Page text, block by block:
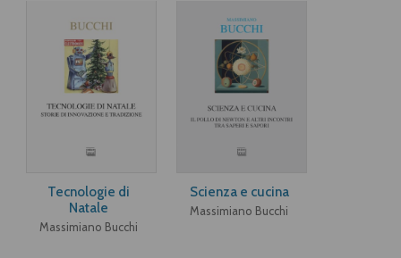
Tecnologie di
Natale
Massimiano Bucchi
Scienza e cucina
Massimiano Bucchi